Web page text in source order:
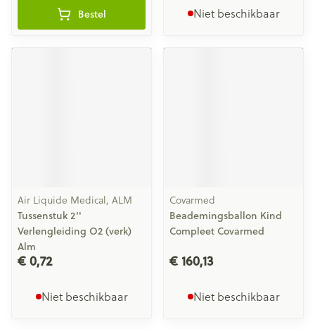
Bestel Niet beschikbaar
Air Liquide Medical, ALM
Tussenstuk 2''
Verlengleiding O2 (verk)
Alm
€ 0,72
Niet beschikbaar
Covarmed
Beademingsballon Kind
Compleet Covarmed
€ 160,13
Niet beschikbaar